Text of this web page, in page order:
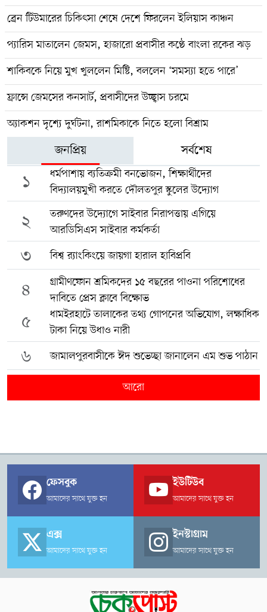
ব্রেন টিউমারের চিকিৎসা শেষে দেশে ফিরলেন ইলিয়াস কাঞ্চন
প্যারিস মাতালেন জেমস, হাজারো প্রবাসীর কণ্ঠে বাংলা রকের ঝড়
শাকিবকে নিয়ে মুখ খুললেন মিষ্টি, বললেন ‘সমস্যা হতে পারে’
ফ্রান্সে জেমসের কনসার্ট, প্রবাসীদের উচ্ছ্বাস চরমে
অ্যাকশন দৃশ্যে দুর্ঘটনা, রাশমিকাকে নিতে হলো বিশ্রাম
জনপ্রিয় সর্বশেষ
১
ধর্মপাশায় ব্যতিক্রমী বনভোজন, শিক্ষার্থীদের
বিদ্যালয়মুখী করতে দৌলতপুর স্কুলের উদ্যোগ
২
তরুণদের উদ্যোগে সাইবার নিরাপত্তায় এগিয়ে
আরডিসিএস সাইবার কর্মকর্তা
৩ বিশ্ব র‍্যাংকিংয়ে জায়গা হারাল হাবিপ্রবি
৪
গ্রামীণফোন শ্রমিকদের ১৫ বছরের পাওনা পরিশোধের
দাবিতে প্রেস ক্লাবে বিক্ষোভ
৫
ধামইরহাটে তালাকের তথ্য গোপনের অভিযোগ, লক্ষাধিক
টাকা নিয়ে উধাও নারী
৬ জামালপুরবাসীকে ঈদ শুভেচ্ছা জানালেন এম শুভ পাঠান
আরো
ফেসবুক
আমাদের সাথে যুক্ত হন
ইউটিউব
আমাদের সাথে যুক্ত হন
এক্স
আমাদের সাথে যুক্ত হন
ইনস্টাগ্রাম
আমাদের সাথে যুক্ত হন